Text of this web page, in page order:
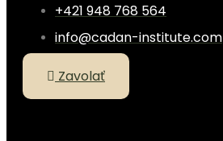
+421 948 768 564
info@cadan-institute.com
Zavolať